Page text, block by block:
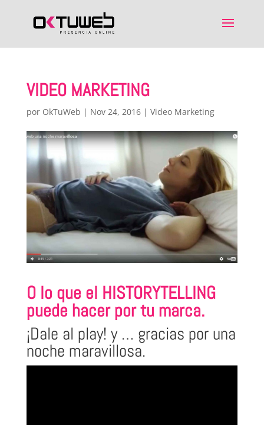
VIDEO MARKETING
por OkTuWeb | Nov 24, 2016| Video Marketing
O lo que el HISTORYTELLING
puede hacer por tu marca.
¡Dale al play! y … gracias por una
noche maravillosa.